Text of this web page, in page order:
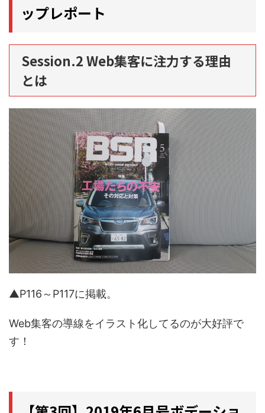
ップレポート
Session.2 Web集客に注力する理由
とは
▲P116～P117に掲載。
Web集客の導線をイラスト化してるのが大好評で
す！